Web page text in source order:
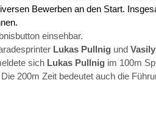
Bewerben an den Start.
einsehbar.
Lukas Pullnig und
sich Lukas Pullnig im 100m
200m Zeit bedeutet auch die